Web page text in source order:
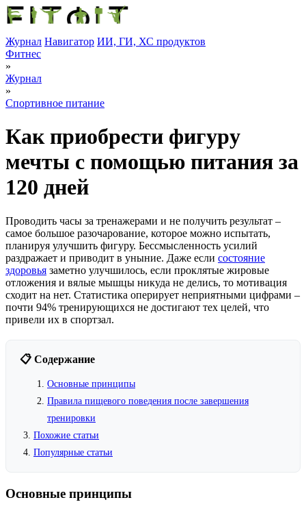
Журнал Навигатор ИИ, ГИ, ХС продуктов
Фитнес
»
Журнал
»
Спортивное питание
Как приобрести фигуру
мечты с помощью питания за
120 дней
Проводить часы за тренажерами и не получить результат –
самое большое разочарование, которое можно испытать,
планируя улучшить фигуру. Бессмысленность усилий
раздражает и приводит в уныние. Даже если состояние
здоровья заметно улучшилось, если проклятые жировые
отложения и вялые мышцы никуда не делись, то мотивация
сходит на нет. Статистика оперирует неприятными цифрами –
почти 94% тренирующихся не достигают тех целей, что
привели их в спортзал.
📋 Содержание
Основные принципы
Правила пищевого поведения после завершения
тренировки
Похожие статьи
Популярные статьи
Основные принципы